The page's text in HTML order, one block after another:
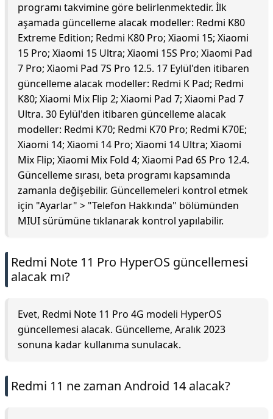
programı takvimine göre belirlenmektedir. İlk
aşamada güncelleme alacak modeller: Redmi K80
Extreme Edition; Redmi K80 Pro; Xiaomi 15; Xiaomi
15 Pro; Xiaomi 15 Ultra; Xiaomi 15S Pro; Xiaomi Pad
7 Pro; Xiaomi Pad 7S Pro 12.5. 17 Eylül'den itibaren
güncelleme alacak modeller: Redmi K Pad; Redmi
K80; Xiaomi Mix Flip 2; Xiaomi Pad 7; Xiaomi Pad 7
Ultra. 30 Eylül'den itibaren güncelleme alacak
modeller: Redmi K70; Redmi K70 Pro; Redmi K70E;
Xiaomi 14; Xiaomi 14 Pro; Xiaomi 14 Ultra; Xiaomi
Mix Flip; Xiaomi Mix Fold 4; Xiaomi Pad 6S Pro 12.4.
Güncelleme sırası, beta programı kapsamında
zamanla değişebilir. Güncellemeleri kontrol etmek
için "Ayarlar" > "Telefon Hakkında" bölümünden
MIUI sürümüne tıklanarak kontrol yapılabilir.
Redmi Note 11 Pro HyperOS güncellemesi
alacak mı?
Evet, Redmi Note 11 Pro 4G modeli HyperOS
güncellemesi alacak. Güncelleme, Aralık 2023
sonuna kadar kullanıma sunulacak.
Redmi 11 ne zaman Android 14 alacak?